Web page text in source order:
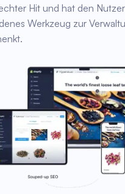
Hit und hat den
Werkzeug zur